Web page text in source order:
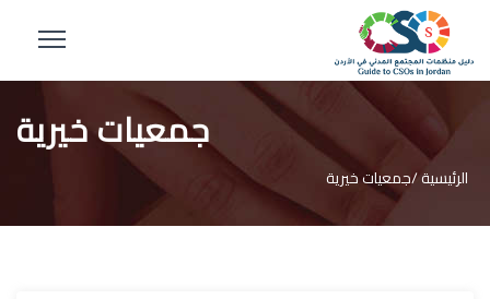
جمعيات خيرية
الرئيسية /جمعيات خيرية